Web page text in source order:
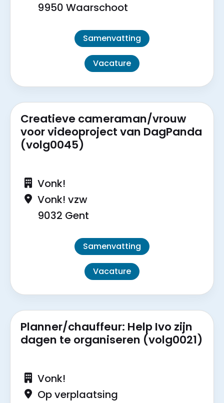
9950 Waarschoot
Samenvatting
Vacature
Creatieve cameraman/vrouw
voor videoproject van DagPanda
(volg0045)
Vonk!
Vonk! vzw
9032 Gent
Samenvatting
Vacature
Planner/chauffeur: Help Ivo zijn
dagen te organiseren (volg0021)
Vonk!
Op verplaatsing